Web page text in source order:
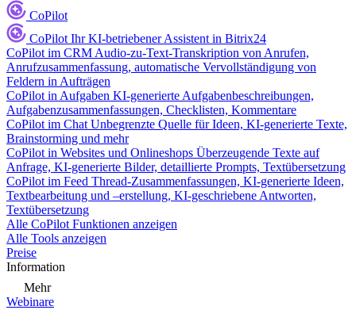
CoPilot
CoPilot Ihr KI-betriebener Assistent in Bitrix24
CoPilot im CRM Audio-zu-Text-Transkription von Anrufen,
Anrufzusammenfassung, automatische Vervollständigung von
Feldern in Aufträgen
CoPilot in Aufgaben KI-generierte Aufgabenbeschreibungen,
Aufgabenzusammenfassungen, Checklisten, Kommentare
CoPilot im Chat Unbegrenzte Quelle für Ideen, KI-generierte Texte,
Brainstorming und mehr
CoPilot in Websites und Onlineshops Überzeugende Texte auf
Anfrage, KI-generierte Bilder, detaillierte Prompts, Textübersetzung
CoPilot im Feed Thread-Zusammenfassungen, KI-generierte Ideen,
Textbearbeitung und –erstellung, KI-geschriebene Antworten,
Textübersetzung
Alle CoPilot Funktionen anzeigen
Alle Tools anzeigen
Preise
Information
Mehr
Webinare